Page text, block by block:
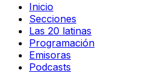
Inicio
Secciones
Las 20 latinas
Programación
Emisoras
Podcasts